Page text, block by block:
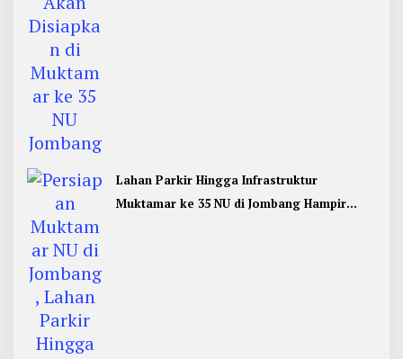
Lahan Parkir Hingga Infrastruktur
Muktamar ke 35 NU di Jombang Hampir